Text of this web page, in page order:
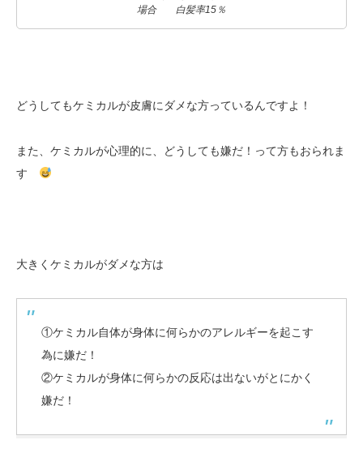
場合 白髪率15％
どうしてもケミカルが皮膚にダメな方っているんですよ！
また、ケミカルが心理的に、どうしても嫌だ！って方もおられま
す
大きくケミカルがダメな方は
①ケミカル自体が身体に何らかのアレルギーを起こす
為に嫌だ！
②ケミカルが身体に何らかの反応は出ないがとにかく
嫌だ！